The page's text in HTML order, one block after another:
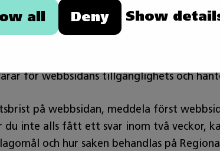
all Deny Show
på vår webbsida? Meddela oss om den
för webbsidans tillgänglighets och
på webbsidan, meddela först
inte alls fått ett svar inom två veckor,
och hur saken behandlas på